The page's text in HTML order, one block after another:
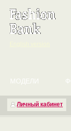
Личный кабинет
МОДЕЛИ